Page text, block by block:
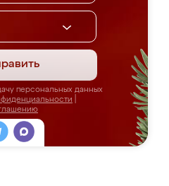
персональных данных